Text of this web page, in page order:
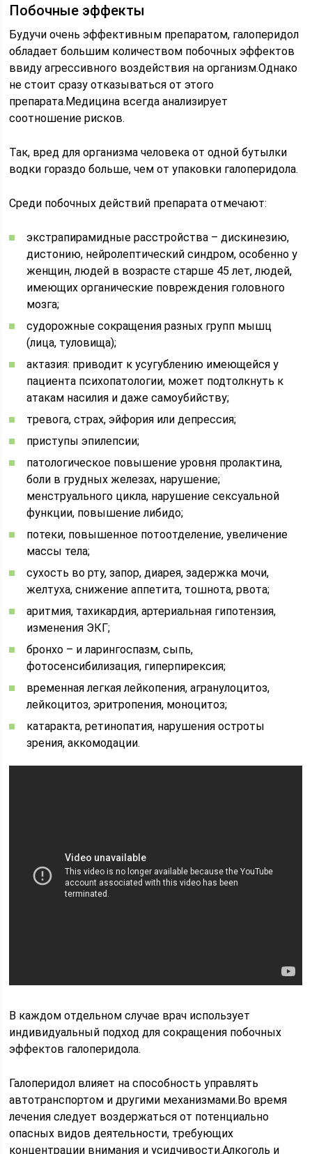
Побочные эффекты
Будучи очень эффективным препаратом, галоперидол
обладает большим количеством побочных эффектов
ввиду агрессивного воздействия на организм.Однако
не стоит сразу отказываться от этого
препарата.Медицина всегда анализирует
соотношение рисков.
Так, вред для организма человека от одной бутылки
водки гораздо больше, чем от упаковки галоперидола.
Среди побочных действий препарата отмечают:
экстрапирамидные расстройства – дискинезию,
дистонию, нейролептический синдром, особенно у
женщин, людей в возрасте старше 45 лет, людей,
имеющих органические повреждения головного
мозга;
судорожные сокращения разных групп мышц
(лица, туловища);
актазия: приводит к усугублению имеющейся у
пациента психопатологии, может подтолкнуть к
атакам насилия и даже самоубийству;
тревога, страх, эйфория или депрессия;
приступы эпилепсии;
патологическое повышение уровня пролактина,
боли в грудных железах, нарушение;
менструального цикла, нарушение сексуальной
функции, повышение либидо;
потеки, повышенное потоотделение, увеличение
массы тела;
сухость во рту, запор, диарея, задержка мочи,
желтуха, снижение аппетита, тошнота, рвота;
аритмия, тахикардия, артериальная гипотензия,
изменения ЭКГ;
бронхо – и ларингоспазм, сыпь,
фотосенсибилизация, гиперпирексия;
временная легкая лейкопения, агранулоцитоз,
лейкоцитоз, эритропения, моноцитоз;
катаракта, ретинопатия, нарушения остроты
зрения, аккомодации.
В каждом отдельном случае врач использует
индивидуальный подход для сокращения побочных
эффектов галоперидола.
Галоперидол влияет на способность управлять
автотранспортом и другими механизмами.Во время
лечения следует воздержаться от потенциально
опасных видов деятельности, требующих
концентрации внимания и усидчивости.Алкоголь и